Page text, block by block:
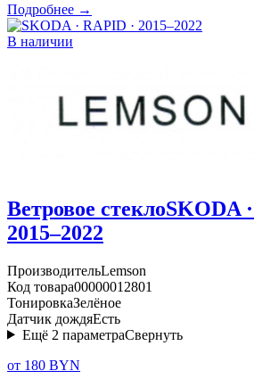
Подробнее →
В наличии
Ветровое стеклоSKODA
2015–2022
ПроизводительLemson
Код товара00000012801
ТонировкаЗелёное
Датчик дождяЕсть
Ещё 2 параметраСвернуть
от 180 BYN